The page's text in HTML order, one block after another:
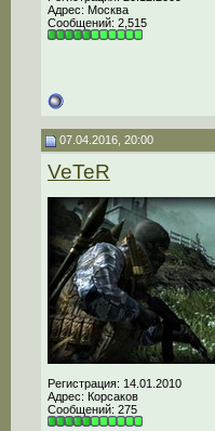
Адрес: Москва
Сообщений: 2,515
07.04.2016, 20:00
VeTeR
Регистрация: 14.01.2010
Адрес: Корсаков
Сообщений: 275